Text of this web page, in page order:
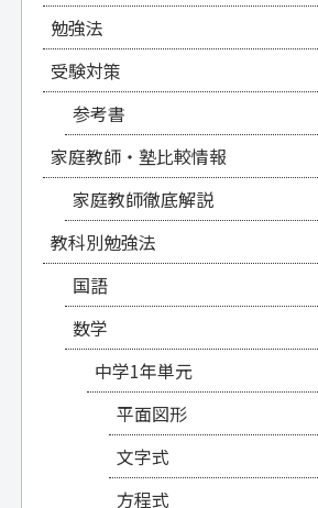
勉強法
受験対策
参考書
家庭教師・塾比較情報
家庭教師徹底解説
教科別勉強法
国語
数学
中学1年単元
平面図形
文字式
方程式